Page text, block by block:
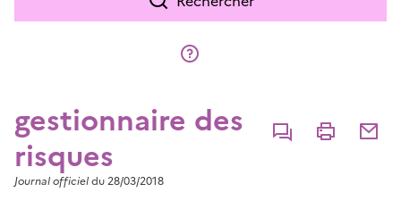
gestionnaire des
risques
CommenterImprimer
Journal officieldu 28/03/2018